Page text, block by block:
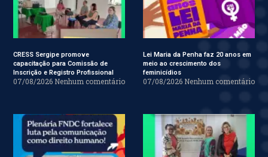
CRESS Sergipe promove
capacitação para Comissão de
Inscrição e Registro Profissional
07/08/2026 Nenhum comentário
Lei Maria da Penha faz 20 anos em
meio ao crescimento dos
feminicídios
07/08/2026 Nenhum comentário